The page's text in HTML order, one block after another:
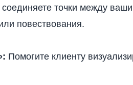
точки между
повествования.
Помогите клиенту